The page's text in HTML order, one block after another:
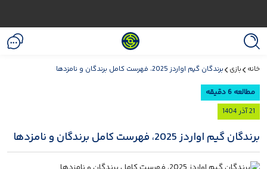
خانه بازی برندگان گیم اواردز 2025، فهرست کامل برندگان و نامزدها
مطالعه 6 دقیقه
21 آذر 1404
برندگان گیم اواردز 2025، فهرست کامل برندگان و نامزدها